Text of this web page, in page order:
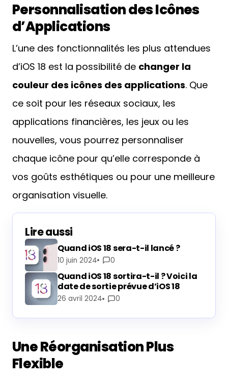
Personnalisation des Icônes
d’Applications
L’une des fonctionnalités les plus attendues
d’iOS 18 est la possibilité de changer la
couleur des icônes des applications. Que
ce soit pour les réseaux sociaux, les
applications financières, les jeux ou les
nouvelles, vous pourrez personnaliser
chaque icône pour qu’elle corresponde à
vos goûts esthétiques ou pour une meilleure
organisation visuelle.
Lire aussi
Quand iOS 18 sera-t-il lancé ?
10 juin 2024 0
Quand iOS 18 sortira-t-il ? Voici la
date de sortie prévue d’iOS 18
26 avril 2024 0
Une Réorganisation Plus
Flexible